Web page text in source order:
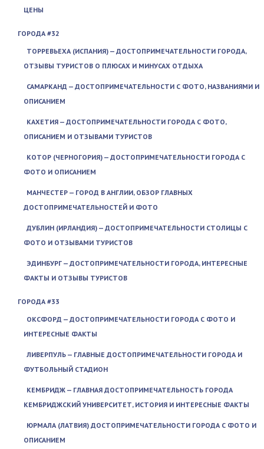
ЦЕНЫ
ГОРОДА #32
ТОРРЕВЬЕХА (ИСПАНИЯ) — ДОСТОПРИМЕЧАТЕЛЬНОСТИ ГОРОДА,
ОТЗЫВЫ ТУРИСТОВ О ПЛЮСАХ И МИНУСАХ ОТДЫХА
САМАРКАНД — ДОСТОПРИМЕЧАТЕЛЬНОСТИ С ФОТО, НАЗВАНИЯМИ И
ОПИСАНИЕМ
КАХЕТИЯ — ДОСТОПРИМЕЧАТЕЛЬНОСТИ ГОРОДА С ФОТО,
ОПИСАНИЕМ И ОТЗЫВАМИ ТУРИСТОВ
КОТОР (ЧЕРНОГОРИЯ) — ДОСТОПРИМЕЧАТЕЛЬНОСТИ ГОРОДА С
ФОТО И ОПИСАНИЕМ
МАНЧЕСТЕР — ГОРОД В АНГЛИИ, ОБЗОР ГЛАВНЫХ
ДОСТОПРИМЕЧАТЕЛЬНОСТЕЙ И ФОТО
ДУБЛИН (ИРЛАНДИЯ) — ДОСТОПРИМЕЧАТЕЛЬНОСТИ СТОЛИЦЫ С
ФОТО И ОТЗЫВАМИ ТУРИСТОВ
ЭДИНБУРГ — ДОСТОПРИМЕЧАТЕЛЬНОСТИ ГОРОДА, ИНТЕРЕСНЫЕ
ФАКТЫ И ОТЗЫВЫ ТУРИСТОВ
ГОРОДА #33
ОКСФОРД — ДОСТОПРИМЕЧАТЕЛЬНОСТИ ГОРОДА С ФОТО И
ИНТЕРЕСНЫЕ ФАКТЫ
ЛИВЕРПУЛЬ — ГЛАВНЫЕ ДОСТОПРИМЕЧАТЕЛЬНОСТИ ГОРОДА И
ФУТБОЛЬНЫЙ СТАДИОН
КЕМБРИДЖ — ГЛАВНАЯ ДОСТОПРИМЕЧАТЕЛЬНОСТЬ ГОРОДА
КЕМБРИДЖСКИЙ УНИВЕРСИТЕТ, ИСТОРИЯ И ИНТЕРЕСНЫЕ ФАКТЫ
ЮРМАЛА (ЛАТВИЯ) ДОСТОПРИМЕЧАТЕЛЬНОСТИ ГОРОДА С ФОТО И
ОПИСАНИЕМ